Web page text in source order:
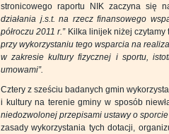
stronicowego raportu NIK zaczyna się
działania j.s.t. na rzecz finansowego
półroczu 2011 r.” Kilka linijek niżej czytamy
przy wykorzystaniu tego wsparcia na
w zakresie kultury fizycznej i sportu,
umowami”.
Cztery z sześciu badanych gmin
i kultury na terenie gminy w sposób
niedozwolonej przepisami ustawy o
zasady wykorzystania tych dotacji,